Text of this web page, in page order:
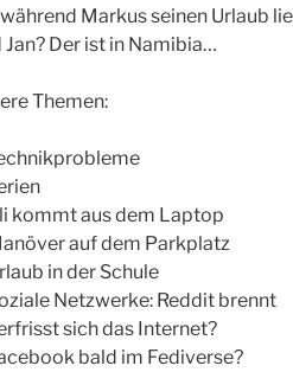
während Markus seinen Urlaub
Jan? Der ist in Namibia…
Themen:
kommt aus dem Laptop
auf dem Parkplatz
in der Schule
Netzwerke: Reddit brennt
sich das Internet?
bald im Fediverse?